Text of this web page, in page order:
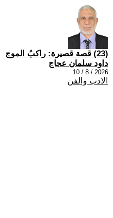
(23) قصة قصيرة: راكبُ الموج
داود سلمان عجاج
2026 / 8 / 10
الادب والفن